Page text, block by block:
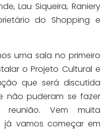
Lau Siqueira, Raniery
do Shopping e
uma sala no primeiro
o Projeto Cultural e
que será discutida
não puderam se fazer
reunião. Vem muita
já vamos começar em